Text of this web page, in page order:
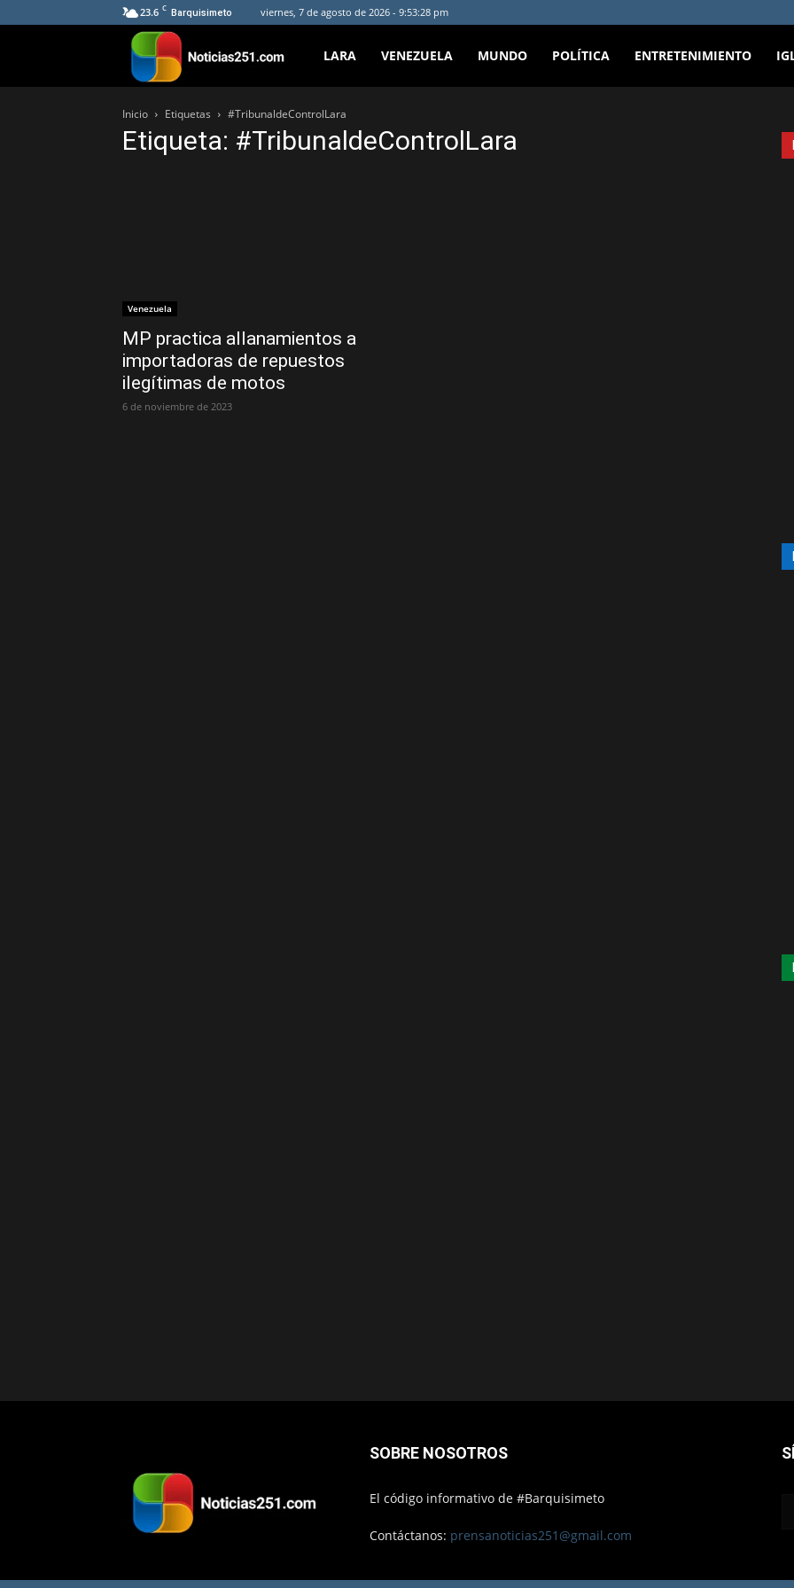
23.6 C Barquisimeto viernes, 7 de agosto de 2026 - 9:53:28 pm
Noticias251
LARA VENEZUELA MUNDO POLÍTICA ENTRETENIMIENTO
Inicio Etiquetas #TribunaldeControlLara
Etiqueta: #TribunaldeControlLara
Venezuela
MP practica allanamientos a
importadoras de repuestos
ilegítimas de motos
6 de noviembre de 2023
SOBRE NOSOTROS
El código informativo de #Barquisimeto
Contáctanos: prensanoticias251@gmail.com